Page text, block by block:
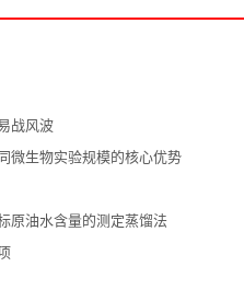
战风波
微生物实验规模的核心优势
原油水含量的测定蒸馏法